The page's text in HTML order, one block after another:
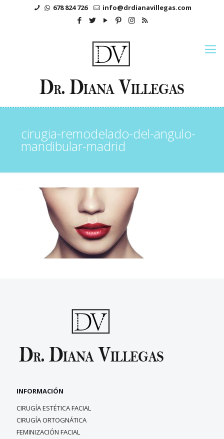
678 824 726 info@drdianavillegas.com
cirugia-remodelado-del-angulo-
mandibular-madrid
INFORMACIÓN
CIRUGÍA ESTÉTICA FACIAL
CIRUGÍA ORTOGNÁTICA
FEMINIZACIÓN FACIAL